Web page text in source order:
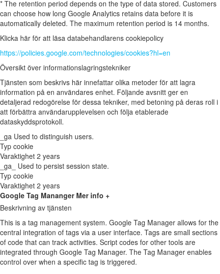
* The retention period depends on the type of data stored. Customers
can choose how long Google Analytics retains data before it is
automatically deleted. The maximum retention period is 14 months.
Klicka här för att läsa databehandlarens cookiepolicy
https://policies.google.com/technologies/cookies?hl=en
Översikt över informationslagringstekniker
Tjänsten som beskrivs här innefattar olika metoder för att lagra
information på en användares enhet. Följande avsnitt ger en
detaljerad redogörelse för dessa tekniker, med betoning på deras roll i
att förbättra användarupplevelsen och följa etablerade
dataskyddsprotokoll.
_ga Used to distinguish users.
Typ cookie
Varaktighet 2 years
_ga_
Used to persist session state.
Typ cookie
Varaktighet 2 years
Google Tag Mananger Mer info +
Beskrivning av tjänsten
This is a tag management system. Google Tag Manager allows for the
central integration of tags via a user interface. Tags are small sections
of code that can track activities. Script codes for other tools are
integrated through Google Tag Manager. The Tag Manager enables
control over when a specific tag is triggered.